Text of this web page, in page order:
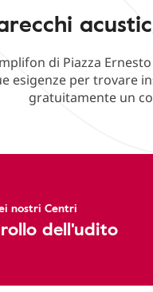
di Piazza
esigenze per trovare
gratuitamente un
nostri Centri
dell'udito